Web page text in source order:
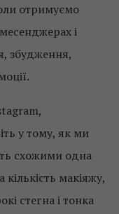
отримуємо
і
збудження,
у тому, як ми
схожими одна
макіяжу,
стегна і тонка